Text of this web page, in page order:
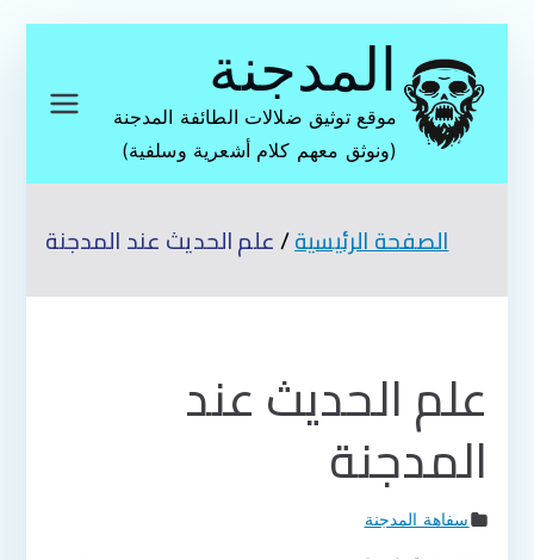
المحتوى
المدجنة
موقع توثيق ضلالات الطائفة المدجنة
(ونوثق معهم كلام أشعرية وسلفية)
الصفحة الرئيسية علم الحديث عند المدجنة
علم الحديث عند
المدجنة
سفاهة المدجنة